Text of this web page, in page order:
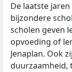
De laatste
bijzondere
scholen geven
opvoeding of
Jenaplan. Ook
duurzaamheid,